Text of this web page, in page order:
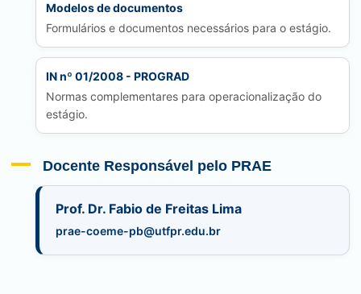
Modelos de documentos
Formulários e documentos necessários para o estágio.
IN nº 01/2008 - PROGRAD
Normas complementares para operacionalização do
estágio.
Docente Responsável pelo PRAE
Prof. Dr. Fabio de Freitas Lima
prae-coeme-pb@utfpr.edu.br